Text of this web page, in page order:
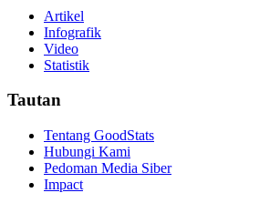
Artikel
Infografik
Video
Statistik
Tautan
Tentang GoodStats
Hubungi Kami
Pedoman Media Siber
Impact